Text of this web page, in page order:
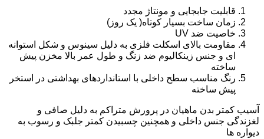
قابلیت جابجایی و مونتاژ مجدد
زمان ساخت بسیار کوتاه( یک روز)
خاصیت ضد UV
مقاومت بالای اسکلت فلزی به دلیل سینوس و شکل استوانه
ای و جنس زینکالیوم ضد زنگ و طول عمر بالا مخزن پیش
ساخته
رنگ مناسب سطح داخلی با استانداردهای بهداشتی در استخر
پیش ساخته
آسیب کمتر بدن ماهیان در پرورش متراکم به دلیل صافی و
لغزندگی جنس داخلی و همچنین چسبیدن کمتر جلبک و رسوب به
دیواره ها